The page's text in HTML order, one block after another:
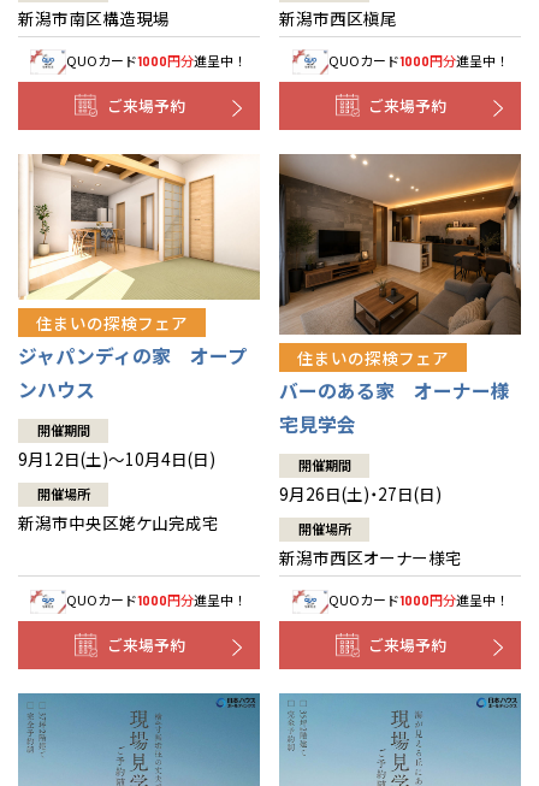
新潟市南区構造現場
QUOカード1000円分進呈中！
ご来場予約
新潟市西区槇尾
QUOカード1000円分進呈中！
ご来場予約
住まいの探検フェア
ジャパンディの家 オープ
ンハウス
開催期間
9月12日(土)～10月4日(日)
開催場所
新潟市中央区姥ケ山完成宅
QUOカード1000円分進呈中！
ご来場予約
住まいの探検フェア
バーのある家 オーナー様
宅見学会
開催期間
9月26日(土)・27日(日)
開催場所
新潟市西区オーナー様宅
QUOカード1000円分進呈中！
ご来場予約